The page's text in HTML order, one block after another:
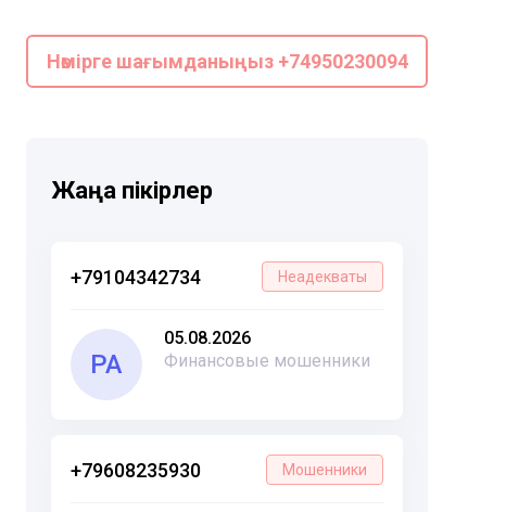
Нөмірге шағымданыңыз +74950230094
Жаңа пікірлер
+79104342734 Неадекваты
РА
05.08.2026
Финансовые мошенники
+79608235930 Мошенники